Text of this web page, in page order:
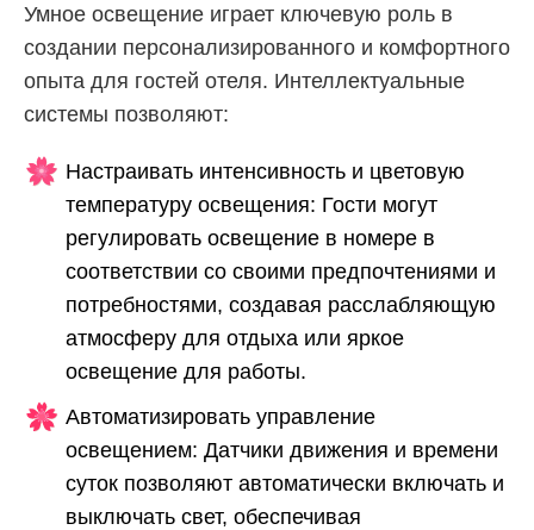
Умное освещение играет ключевую роль в
создании персонализированного и комфортного
опыта для гостей отеля. Интеллектуальные
системы позволяют:
Настраивать интенсивность и цветовую
температуру освещения: Гости могут
регулировать освещение в номере в
соответствии со своими предпочтениями и
потребностями, создавая расслабляющую
атмосферу для отдыха или яркое
освещение для работы.
Автоматизировать управление
освещением: Датчики движения и времени
суток позволяют автоматически включать и
выключать свет, обеспечивая